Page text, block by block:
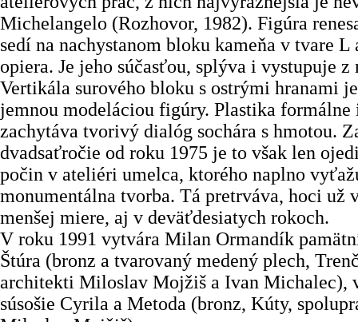
Michelangelo (Rozhovor, 1982). Figúra
sedí na nachystanom bloku kameňa v tvare L
opiera. Je jeho súčasťou, splýva i vystupuje z
Vertikála surového bloku s ostrými hranami
jemnou modeláciou figúry. Plastika formálne
zachytáva tvorivý dialóg sochára s hmotou.
dvadsaťročie od roku 1975 je to však len
počin v ateliéri umelca, ktorého naplno
monumentálna tvorba. Tá pretrváva, hoci už
menšej miere, aj v deväťdesiatych rokoch.
V roku 1991 vytvára Milan Ormandík
Štúra (bronz a tvarovaný medený plech,
architekti Miloslav Mojžiš a Ivan Michalec),
súsošie Cyrila a Metoda (bronz, Kúty,